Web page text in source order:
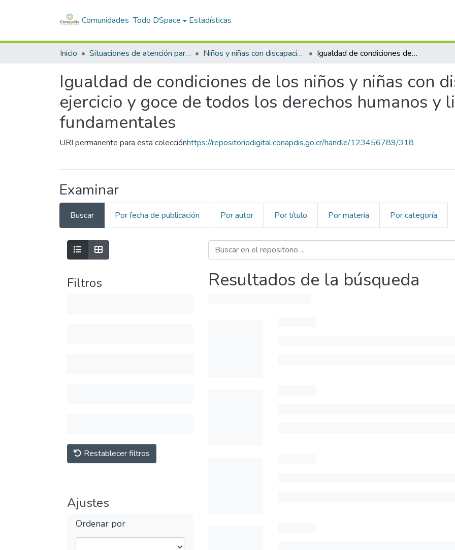
Comunidades Todo DSpace Estadísticas
Inicio Situaciones de atención particular Niños y niñas con discapacidad Igualdad de condiciones de los niños y niñas con discapacidad en el ejercicio y goce de todos los derechos humanos y libertades fundamentales
Igualdad de condiciones de los niños y niñas con
ejercicio y goce de todos los derechos humanos y
fundamentales
URI permanente para esta colecciónhttps://repositoriodigital.conapdis.go.cr/handle/123456789/318
Examinar
Buscar Por fecha de publicación Por autor Por título Por materia Por categoría
Filtros
Restablecer filtros
Ajustes
Ordenar por
Resultados de la búsqueda